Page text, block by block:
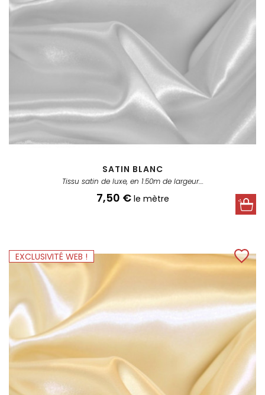
SATIN BLANC
Tissu satin de luxe, en 1.50m de largeur....
Prix
7,50 € le mètre
EXCLUSIVITÉ WEB !